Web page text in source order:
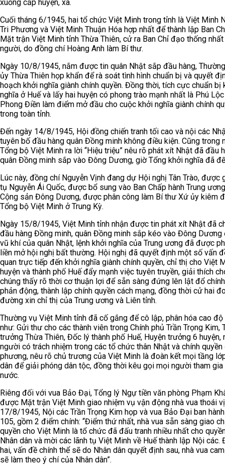
xuống cấp huyện, xã.
Cuối tháng 6/1945, hai tổ chức Việt Minh trong tỉnh là Việt Minh
Tri Phương và Việt Minh Thuận Hóa hợp nhất để thành lập Ban
Mặt trận Việt Minh tỉnh Thừa Thiên, cử ra Ban Chỉ đạo thống
người, do đồng chí Hoàng Anh làm Bí thư.
Ngày 10/8/1945, nắm được tin quân Nhật sắp đầu hàng,
ủy Thừa Thiên họp khẩn để rà soát tình hình chuẩn bị và quyết
hoạch khởi nghĩa giành chính quyền. Đồng thời, tích cực chuẩn bị
nghĩa ở Huế và lấy hai huyện có phong trào mạnh nhất là Phú
Phong Điền làm điểm mở đầu cho cuộc khởi nghĩa giành chính
trong toàn tỉnh.
Đến ngày 14/8/1945, Hội đồng chiến tranh tối cao và nội các
tuyên bố đầu hàng quân Đồng minh không điều kiện. Cũng trong
Tổng bộ Việt Minh ra lời “Hiệu triệu” nêu rõ phát xít Nhật đã đầu
quân Đồng minh sắp vào Đông Dương, giờ Tổng khởi nghĩa đã
Lúc này, đồng chí Nguyễn Vịnh đang dự Hội nghị Tân Trào, được
tụ Nguyễn Ái Quốc, được bổ sung vào Ban Chấp hành Trung
Cộng sản Đông Dương, được phân công làm Bí thư Xứ ủy kiêm
Tổng bộ Việt Minh ở Trung Kỳ.
Ngày 15/8/1945, Việt Minh tỉnh nhận được tin phát xít Nhật đã
đầu hàng Đồng minh, quân Đồng minh sắp kéo vào Đông
vũ khí của quân Nhật, lệnh khởi nghĩa của Trung ương đã được
liền mở hội nghị bất thường. Hội nghị đã quyết định một số vấn
quan trực tiếp đến khởi nghĩa giành chính quyền, chỉ thị cho Việt
huyện và thành phố Huế đẩy mạnh việc tuyên truyền, giải thích
chúng thấy rõ thời cơ thuận lợi để sẵn sàng đứng lên lật đổ
phản động, thành lập chính quyền cách mạng, đồng thời cử hai
đường xin chỉ thị của Trung ương và Liên tỉnh.
Thường vụ Việt Minh tỉnh đã cố gắng để cô lập, phân hóa cao độ
như: Gửi thư cho các thành viên trong Chính phủ Trần Trọng Kim,
trưởng Thừa Thiên, Đốc lý thành phố Huế, Huyện trưởng 6 huyện,
người có trách nhiệm trong các tổ chức thân Nhật và chính quyền
phương, nêu rõ chủ trương của Việt Minh là đoàn kết mọi tầng
dân để giải phóng dân tộc, đồng thời kêu gọi mọi người tham gia
nước.
Riêng đối với vua Bảo Đại, Tổng lý Ngự tiền văn phòng Phạm
được Mặt trận Việt Minh giao nhiệm vụ vận động nhà vua thoái
17/8/1945, Nội các Trần Trọng Kim họp và vua Bảo Đại ban
105, gồm 2 điểm chính: “Điểm thứ nhất, nhà vua sẵn sàng giao
quyền cho Việt Minh là tổ chức đã đấu tranh nhiều nhất cho
Nhân dân và mời các lãnh tụ Việt Minh về Huế thành lập Nội các.
hai, vấn đề chính thể sẽ do Nhân dân quyết định sau, nhà vua
sẽ làm theo ý chí của Nhân dân”.